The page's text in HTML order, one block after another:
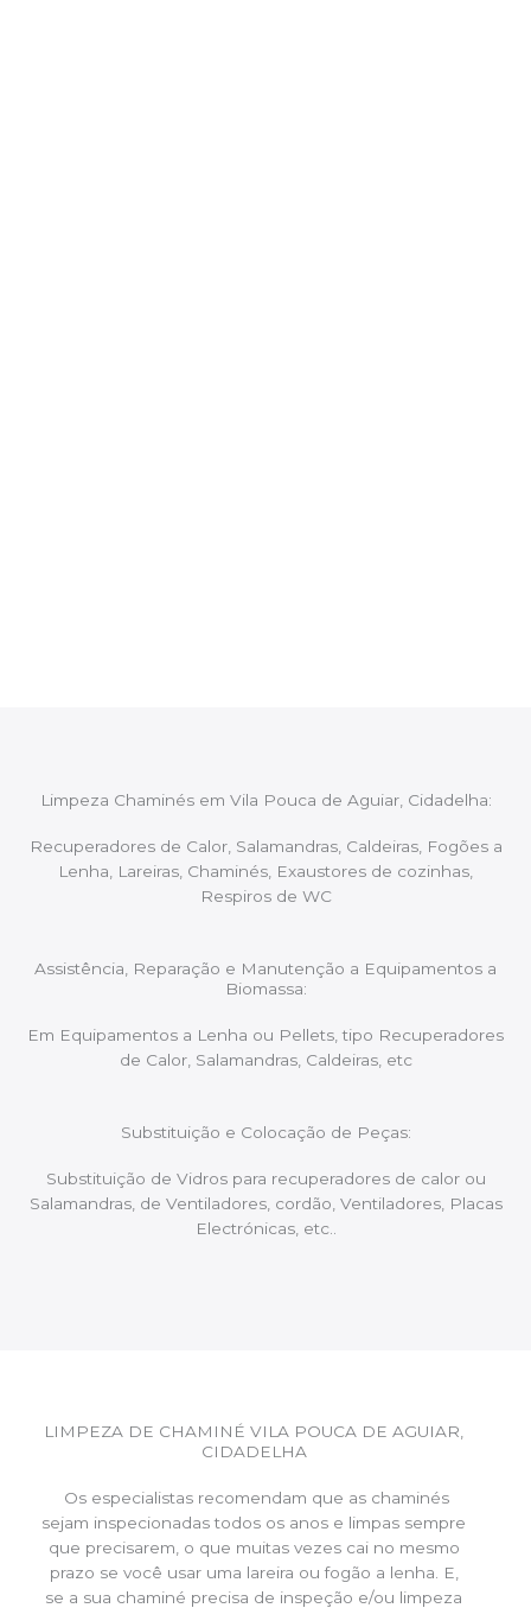
Limpeza Chaminés em Vila Pouca de Aguiar, Cidadelha:
Recuperadores de Calor, Salamandras, Caldeiras, Fogões a
Lenha, Lareiras, Chaminés, Exaustores de cozinhas,
Respiros de WC
Assistência, Reparação e Manutenção a Equipamentos a
Biomassa:
Em Equipamentos a Lenha ou Pellets, tipo Recuperadores
de Calor, Salamandras, Caldeiras, etc
Substituição e Colocação de Peças:
Substituição de Vidros para recuperadores de calor ou
Salamandras, de Ventiladores, cordão, Ventiladores, Placas
Electrónicas, etc..
LIMPEZA DE CHAMINÉ VILA POUCA DE AGUIAR,
CIDADELHA
Os especialistas recomendam que as chaminés
sejam inspecionadas todos os anos e limpas sempre
que precisarem, o que muitas vezes cai no mesmo
prazo se você usar uma lareira ou fogão a lenha. E,
se a sua chaminé precisa de inspeção e/ou limpeza